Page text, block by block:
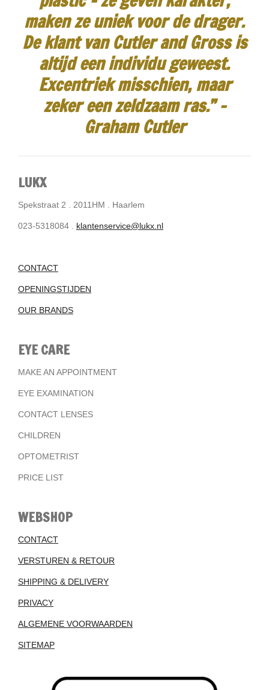
maken ze uniek voor de drager.
De klant van Cutler and Gross is
altijd een individu geweest.
Excentriek misschien, maar
zeker een zeldzaam ras.” -
Graham Cutler
LUKX
Spekstraat 2 . 2011HM . Haarlem
023-5318084 . klantenservice@lukx.nl
CONTACT
OPENINGSTIJDEN
OUR BRANDS
EYE CARE
MAKE AN APPOINTMENT
EYE EXAMINATION
CONTACT LENSES
CHILDREN
OPTOMETRIST
PRICE LIST
WEBSHOP
CONTACT
VERSTUREN & RETOUR
SHIPPING & DELIVERY
PRIVACY
ALGEMENE VOORWAARDEN
SITEMAP